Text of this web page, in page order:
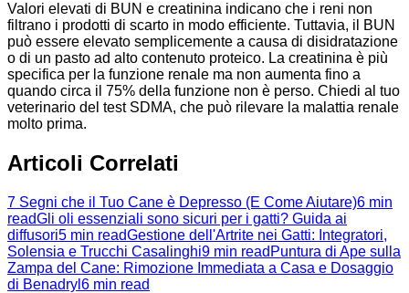
Valori elevati di BUN e creatinina indicano che i reni non
filtrano i prodotti di scarto in modo efficiente. Tuttavia, il BUN
può essere elevato semplicemente a causa di disidratazione
o di un pasto ad alto contenuto proteico. La creatinina è più
specifica per la funzione renale ma non aumenta fino a
quando circa il 75% della funzione non è perso. Chiedi al tuo
veterinario del test SDMA, che può rilevare la malattia renale
molto prima.
Articoli Correlati
7 Segni che il Tuo Cane è Depresso (E Come Aiutare)6 min
readGli oli essenziali sono sicuri per i gatti? Guida ai
diffusori5 min readGestione dell'Artrite nei Gatti: Integratori,
Solensia e Trucchi Casalinghi9 min read Puntura di Ape sulla
Zampa del Cane: Rimozione Immediata a Casa e Dosaggio
di Benadryl 6 min read